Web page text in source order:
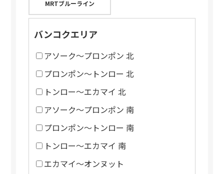
MRTブルーライン
バンコクエリア
アソーク～プロンポン 北
プロンポン～トンロー 北
トンロー～エカマイ 北
アソーク～プロンポン 南
プロンポン～トンロー 南
トンロー～エカマイ 南
エカマイ～オンヌット